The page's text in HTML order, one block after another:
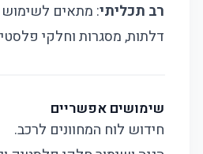
רב תכליתי: מתאים לשימוש
דלתות, מסגרות וחלקי
שימושים אפשריים
חידוש לוח המחוונים לרכב.